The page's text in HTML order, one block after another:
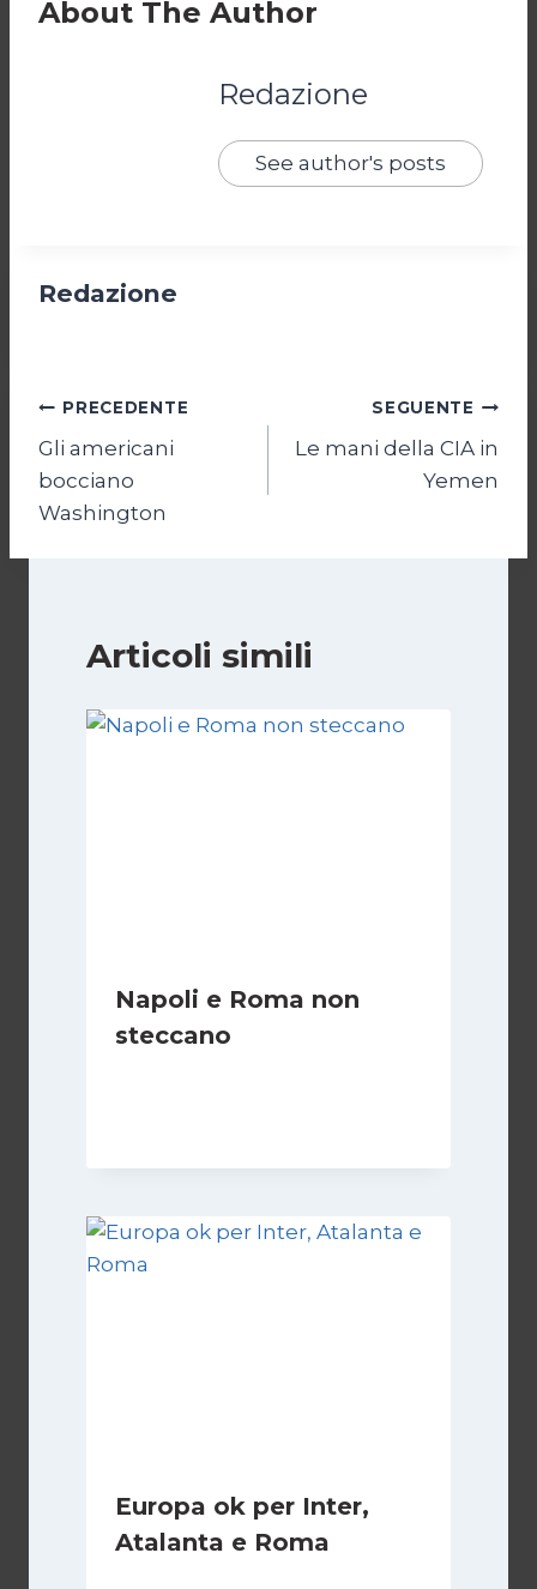
About The Author
Redazione
See author's posts
Redazione
Navigazione
articoli
PRECEDENTE
Gli americani
bocciano
Washington
SEGUENTE
Le mani della CIA in
Yemen
Articoli simili
Napoli e Roma non
steccano
Europa ok per Inter,
Atalanta e Roma